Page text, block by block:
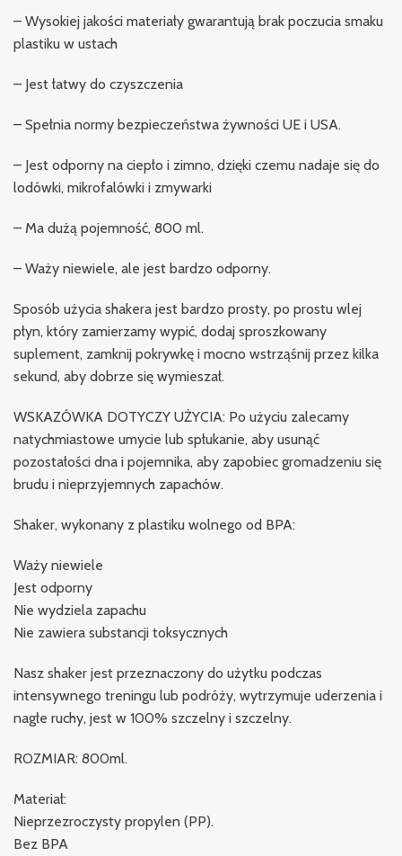
– Wysokiej jakości materiały gwarantują brak poczucia smaku
plastiku w ustach
– Jest łatwy do czyszczenia
– Spełnia normy bezpieczeństwa żywności UE i USA.
– Jest odporny na ciepło i zimno, dzięki czemu nadaje się do
lodówki, mikrofalówki i zmywarki
– Ma dużą pojemność, 800 ml.
– Waży niewiele, ale jest bardzo odporny.
Sposób użycia shakera jest bardzo prosty, po prostu wlej
płyn, który zamierzamy wypić, dodaj sproszkowany
suplement, zamknij pokrywkę i mocno wstrząśnij przez kilka
sekund, aby dobrze się wymieszał.
WSKAZÓWKA DOTYCZY UŻYCIA: Po użyciu zalecamy
natychmiastowe umycie lub spłukanie, aby usunąć
pozostałości dna i pojemnika, aby zapobiec gromadzeniu się
brudu i nieprzyjemnych zapachów.
Shaker, wykonany z plastiku wolnego od BPA:
Waży niewiele
Jest odporny
Nie wydziela zapachu
Nie zawiera substancji toksycznych
Nasz shaker jest przeznaczony do użytku podczas
intensywnego treningu lub podróży, wytrzymuje uderzenia i
nagłe ruchy, jest w 100% szczelny i szczelny.
ROZMIAR: 800ml.
Materiał:
Nieprzezroczysty propylen (PP).
Bez BPA